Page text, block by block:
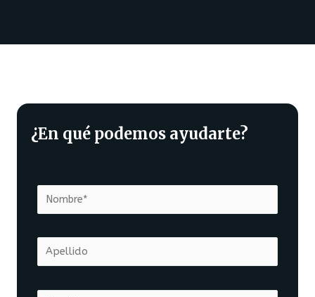
¿En qué podemos ayudarte?